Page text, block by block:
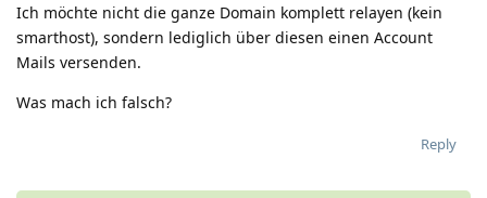
Ich möchte nicht die ganze Domain komplett relayen (kein
smarthost), sondern lediglich über diesen einen Account
Mails versenden.
Was mach ich falsch?
Reply